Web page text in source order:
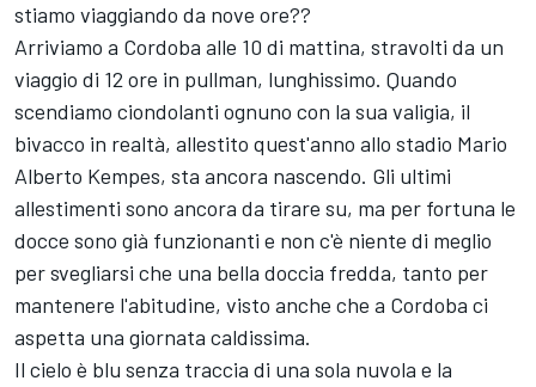
stiamo viaggiando da nove ore??
Arriviamo a Cordoba alle 10 di mattina, stravolti da un
viaggio di 12 ore in pullman, lunghissimo. Quando
scendiamo ciondolanti ognuno con la sua valigia, il
bivacco in realtà, allestito quest'anno allo stadio Mario
Alberto Kempes, sta ancora nascendo. Gli ultimi
allestimenti sono ancora da tirare su, ma per fortuna le
docce sono già funzionanti e non c'è niente di meglio
per svegliarsi che una bella doccia fredda, tanto per
mantenere l'abitudine, visto anche che a Cordoba ci
aspetta una giornata caldissima.
Il cielo è blu senza traccia di una sola nuvola e la